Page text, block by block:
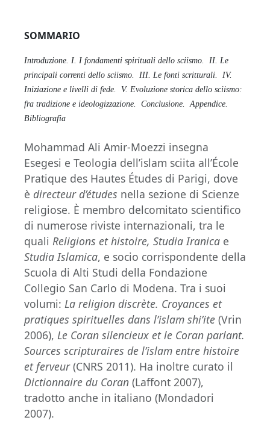
SOMMARIO
Introduzione. I. I fondamenti spirituali dello sciismo.
II. Le
principali correnti dello sciismo.
III. Le fonti scritturali.
IV.
Iniziazione e livelli di fede.
V. Evoluzione storica dello sciismo:
fra tradizione e ideologizzazione.
Conclusione.
Appendice.
Bibliografia
Mohammad Ali Amir-Moezzi insegna
Esegesi e Teologia dell’islam sciita all’École
Pratique des Hautes Études di Parigi, dove
è directeur d’études nella sezione di Scienze
religiose. È membro delcomitato scientifico
di numerose riviste internazionali, tra le
quali Religions et histoire, Studia Iranica e
Studia Islamica, e socio corrispondente della
Scuola di Alti Studi della Fondazione
Collegio San Carlo di Modena. Tra i suoi
volumi: La religion discrète. Croyances et
pratiques spirituelles dans l’islam shi’ite (Vrin
2006), Le Coran silencieux et le Coran parlant.
Sources scripturaires de l’islam entre histoire
et ferveur(CNRS 2011). Ha inoltre curato il
Dictionnaire du Coran (Laffont 2007),
tradotto anche in italiano (Mondadori
2007).